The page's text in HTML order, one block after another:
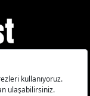
Çerezleri Sıfırla